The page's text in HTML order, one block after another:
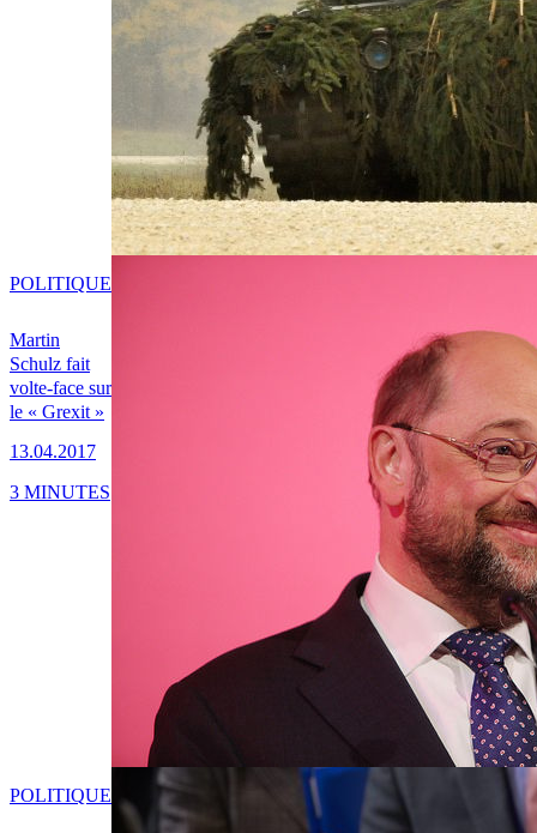
Martin
Schulz fait
volte-face sur
le « Grexit »
13.04.2017
POLITIQUE
3 MINUTES
POLITIQUE